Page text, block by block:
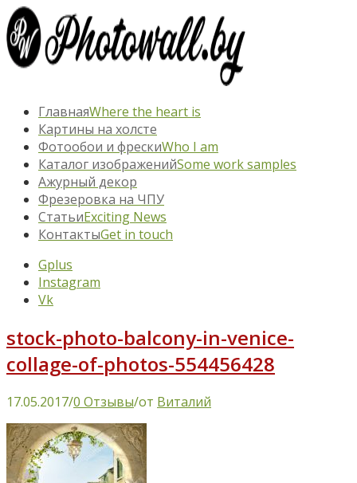
ГлавнаяWhere the heart is
Картины на холсте
Фотообои и фрескиWho I am
Каталог изображенийSome work samples
Ажурный декор
Фрезеровка на ЧПУ
СтатьиExciting News
КонтактыGet in touch
Gplus
Instagram
Vk
stock-photo-balcony-in-venice-
collage-of-photos-554456428
17.05.2017/0 Отзывы/от Виталий